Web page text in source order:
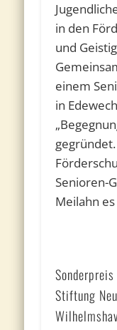
in den
und
einem
in
Senioren-
Meilahn
Stiftung